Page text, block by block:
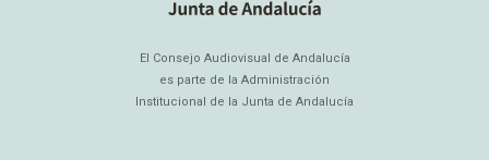
El Consejo Audiovisual de Andalucía
es parte de la Administración
Institucional de la Junta de Andalucía